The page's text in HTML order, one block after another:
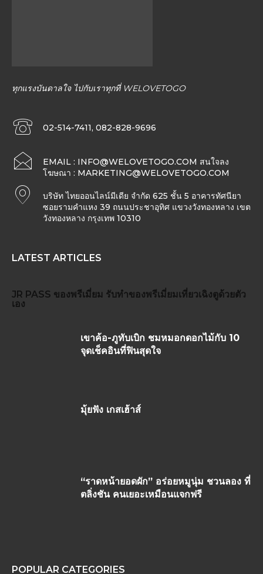
ทุกแรงบันดาลใจ ไปกับเราทุกที่ WELOVETOGO
02-514-7411, 082-828-9696
EMAIL : INFO@WELOVETOGO.COM สนใจลง
โฆษณา : MARKETING@WELOVETOGO.COM
บริษัท ไทยออนไลน์มีเดีย จำกัด 625 ชั้น 5 อาคารทัศนียา
ซอยรามคำแหง 39 ถนนประชาอุทิศ แขวงวังทองหลาง เขต
วังทองหลาง กรุงเทพ 10310
LATEST ARTICLES
JR PASS ของพรีเมี่ยม รับทำของพรีเมี่ยมเที่ยวเฉิงตูด้วยตัว
เอง
เขาค้อ-ภูทับเบิก ชมหมอกดอกไม้กับ 10
จุดเช็คอินที่ฟินสุดใจ
มุ้ยฟัง เกสเฮ้าส์
“ราดหน้ายอดผัก” อร่อยหมูนุ่ม ชวนลอง ที่
ตลิ่งชัน คนเยอะเหมือนแจกฟรี
POPULAR CATEGORIES